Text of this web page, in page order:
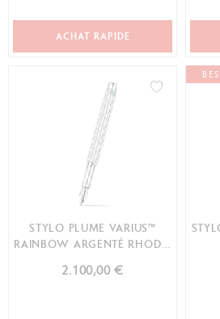
ACHAT RAPIDE
STYLO PLUME VARIUS™
RAINBOW ARGENTÉ RHODIÉ
2.100,00 €